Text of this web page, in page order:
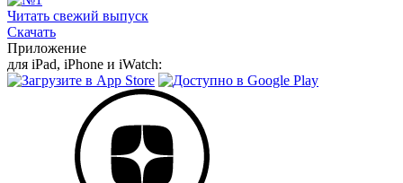
Читать свежий выпуск
Скачать
Приложение
для iPad, iPhone и iWatch: